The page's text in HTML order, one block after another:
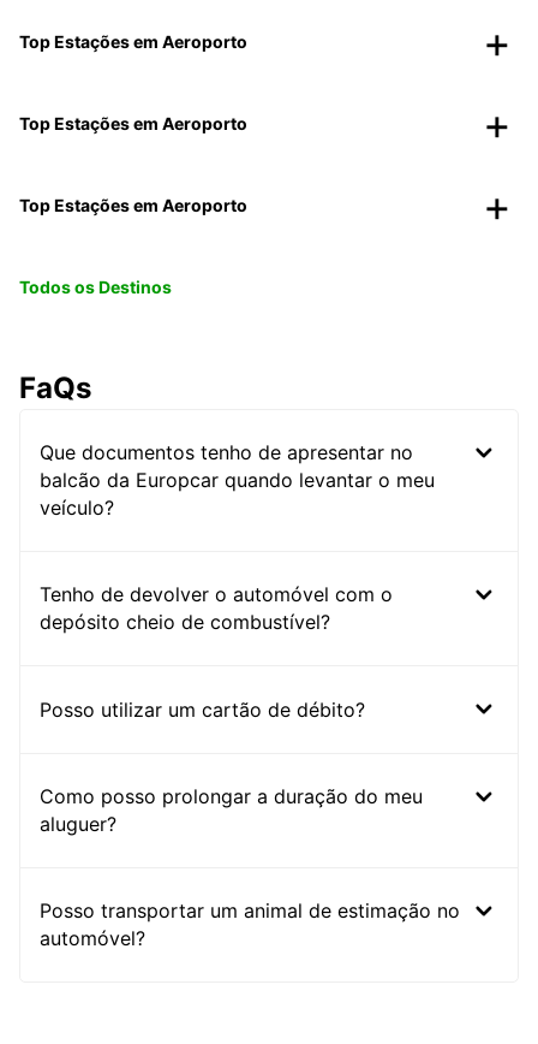
Top Estações em Aeroporto
Top Estações em Aeroporto
Top Estações em Aeroporto
Todos os Destinos
FaQs
Que documentos tenho de apresentar no
balcão da Europcar quando levantar o meu
veículo?
Tenho de devolver o automóvel com o
depósito cheio de combustível?
Posso utilizar um cartão de débito?
Como posso prolongar a duração do meu
aluguer?
Posso transportar um animal de estimação no
automóvel?